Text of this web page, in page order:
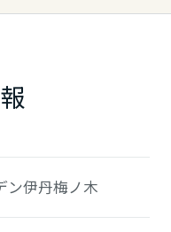
ン伊丹梅ノ木